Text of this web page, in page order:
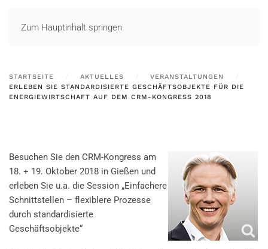
Zum Hauptinhalt springen
STARTSEITE AKTUELLES
VERANSTALTUNGEN
ERLEBEN SIE STANDARDISIERTE GESCHÄFTSOBJEKTE FÜR DIE
ENERGIEWIRTSCHAFT AUF DEM CRM-KONGRESS 2018
Besuchen Sie den CRM-Kongress am
18. + 19. Oktober 2018 in Gießen und
erleben Sie u.a. die Session „Einfachere
Schnittstellen – flexiblere Prozesse
durch standardisierte
Geschäftsobjekte“